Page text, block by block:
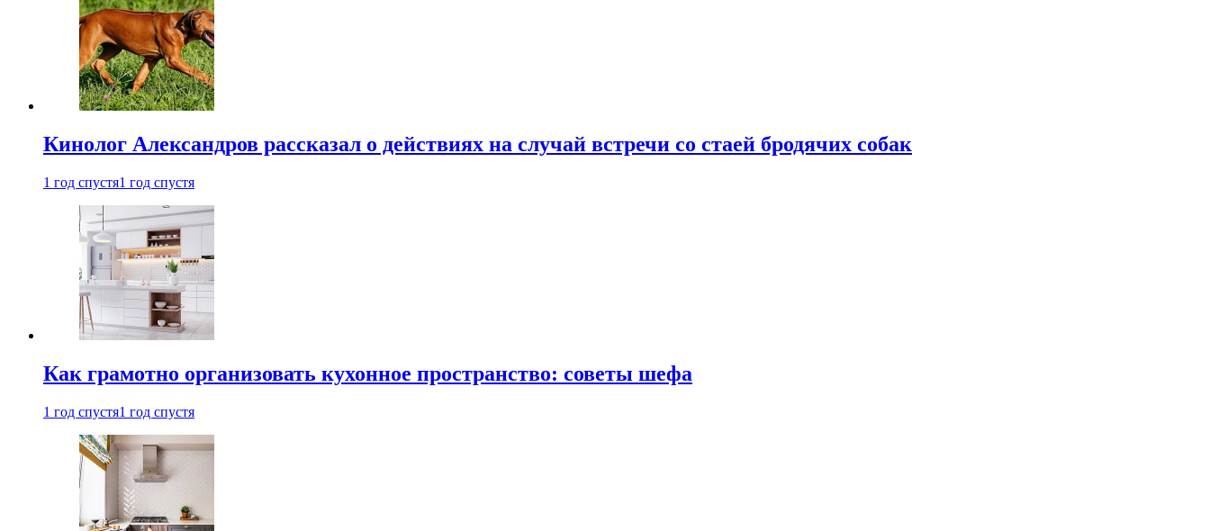
Кинолог Александров рассказал о действиях на случай встречи со стаей бродячих собак
1 год спустя1 год спустя
Как грамотно организовать кухонное пространство: советы шефа
1 год спустя1 год спустя